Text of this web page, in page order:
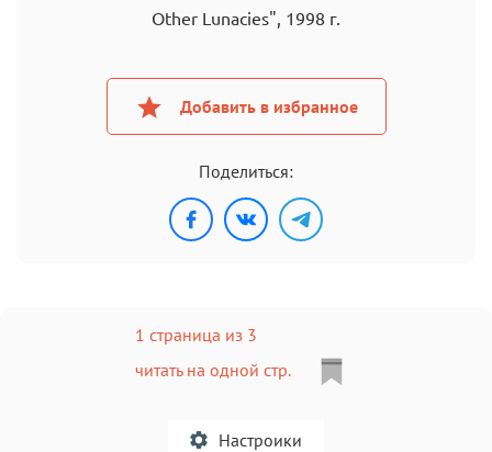
Other Lunacies", 1998 г.
Добавить в избранное
Поделиться:
1 страница из 3
читать на одной стр.
Настроики